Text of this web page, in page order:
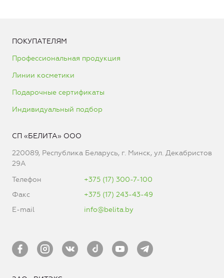
ПОКУПАТЕЛЯМ
Профессиональная продукция
Линии косметики
Подарочные сертификаты
Индивидуальный подбор
СП «БЕЛИТА» ООО
220089, Республика Беларусь, г. Минск, ул. Декабристов
29А
Телефон
+375 (17) 300-7-100
Факс
+375 (17) 243-43-49
E-mail
info@belita.by